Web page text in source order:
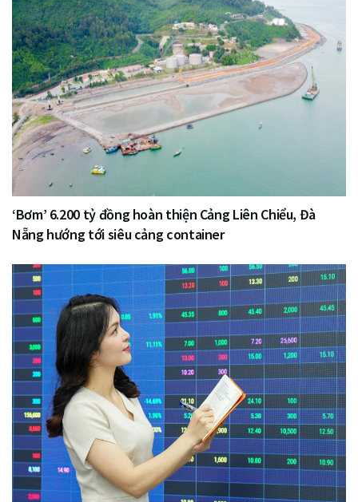
‘Bơm’ 6.200 tỷ đồng hoàn thiện Cảng Liên Chiểu, Đà
Nẵng hướng tới siêu cảng container